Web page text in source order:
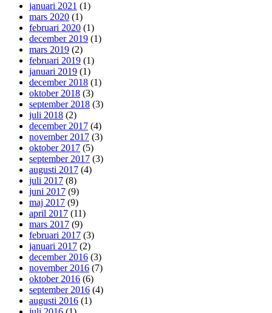
januari 2021 (1)
mars 2020 (1)
februari 2020 (1)
december 2019 (1)
mars 2019 (2)
februari 2019 (1)
januari 2019 (1)
december 2018 (1)
oktober 2018 (3)
september 2018 (3)
juli 2018 (2)
december 2017 (4)
november 2017 (3)
oktober 2017 (5)
september 2017 (3)
augusti 2017 (4)
juli 2017 (8)
juni 2017 (9)
maj 2017 (9)
april 2017 (11)
mars 2017 (9)
februari 2017 (3)
januari 2017 (2)
december 2016 (3)
november 2016 (7)
oktober 2016 (6)
september 2016 (4)
augusti 2016 (1)